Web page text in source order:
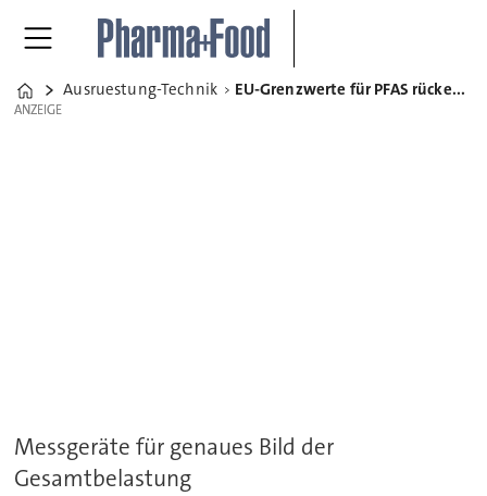
Home
Ausruestung-Technik EU-Grenzwerte für PFAS rücken Umweltanalytik in den Fokus
ANZEIGE
ANZEIGE
Messgeräte für genaues Bild der
Gesamtbelastung